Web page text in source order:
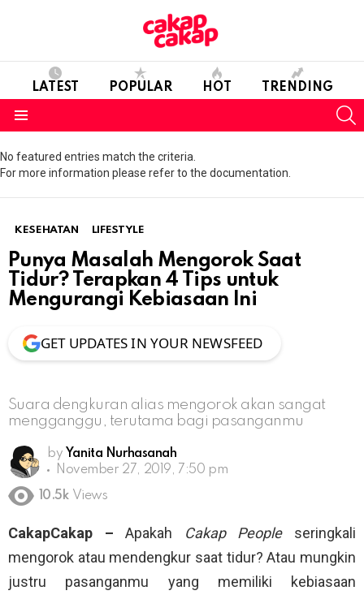
LATEST POPULAR HOT TRENDING
No featured entries match the criteria.
For more information please refer to the documentation.
KESEHATAN LIFESTYLE
Punya Masalah Mengorok Saat
Tidur? Terapkan 4 Tips untuk
Mengurangi Kebiasaan Ini
GET UPDATES IN YOUR NEWSFEED
Suara dengkuran alias mengorok akan sangat
mengganggu, terutama bagi pasanganmu
by Yanita Nurhasanah
November 27, 2019, 7:50 pm
10.5k Views
CakapCakap –Apakah Cakap Peopleseringkali
mengorok atau mendengkur saat tidur? Atau mungkin
justru pasanganmu yang memiliki kebiasaan